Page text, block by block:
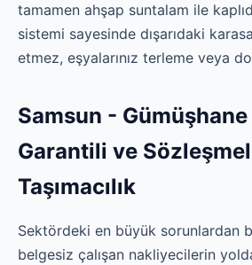
tamamen ahşap suntalam ile
sistemi sayesinde dışarıdaki
etmez, eşyalarınız terleme veya
Samsun - Gümüşhane
Garantili ve
Taşımacılık
Sektördeki en büyük sorunlardan
belgesiz çalışan nakliyecilerin